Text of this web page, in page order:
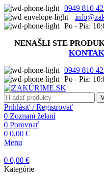
0949 810
Po - Pia:
NENAŠLI STE
0949 810
Po - Pia:
Prihlásiť / Registrovať
0 Zoznam želaní
0 Porovnať
0 0,00 €
Menu
0 0,00 €
Kategórie